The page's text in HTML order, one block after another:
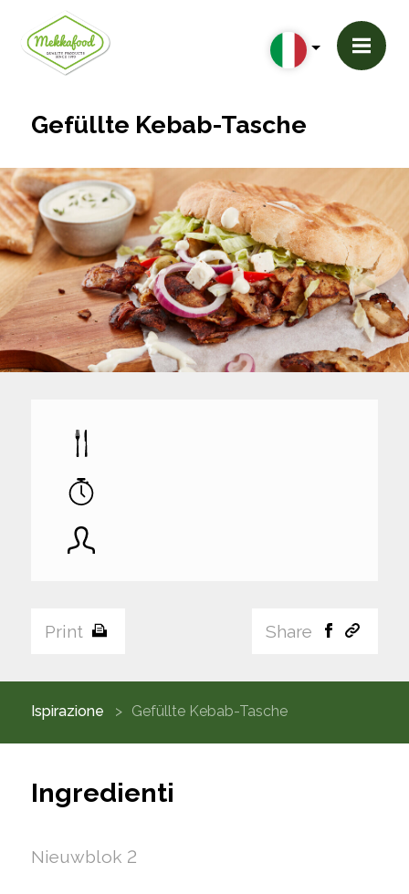
Gefüllte Kebab-Tasche
Print Share
Ispirazione Gefüllte Kebab-Tasche
Ingredienti
Nieuwblok 2